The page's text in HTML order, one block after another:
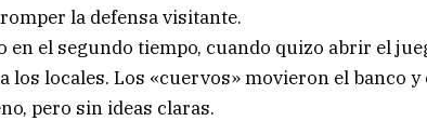
la defensa visitante.
el segundo tiempo, cuando quizo abrir el
los locales. Los «cuervos» movieron el banco
pero sin ideas claras.